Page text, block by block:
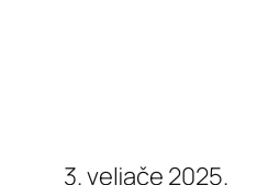
3. veljače 2025.